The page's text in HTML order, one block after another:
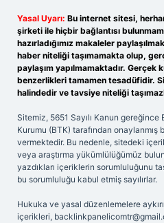
Yasal Uyarı: Bu internet sitesi,
şirketi ile hiçbir bağlantısı
hazırladığımız makaleler
haber niteliği taşımamakta olup,
paylaşım yapılmamaktadır. Gerçek
benzerlikleri tamamen tesadüfidir.
halindedir ve tavsiye niteliği
Sitemiz, 5651 Sayılı Kanun
Kurumu (BTK) tarafından onaylanmış
vermektedir. Bu nedenle, sitedeki
veya araştırma yükümlülüğümüz
yazdıkları içeriklerin sorumluluğunu
bu sorumluluğu kabul etmiş sayılırlar.
Hukuka ve yasal düzenlemelere
içerikleri,